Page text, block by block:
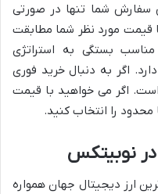
سفارش شما تنها در صورتی
قیمت مورد نظر شما مطابقت
بستگی به استراتژی
اگر به دنبال خرید فوری
اگر می خواهید با قیمت
محدود را انتخاب کنید.
نوبیتکس
ارز دیجیتال جهان همواره